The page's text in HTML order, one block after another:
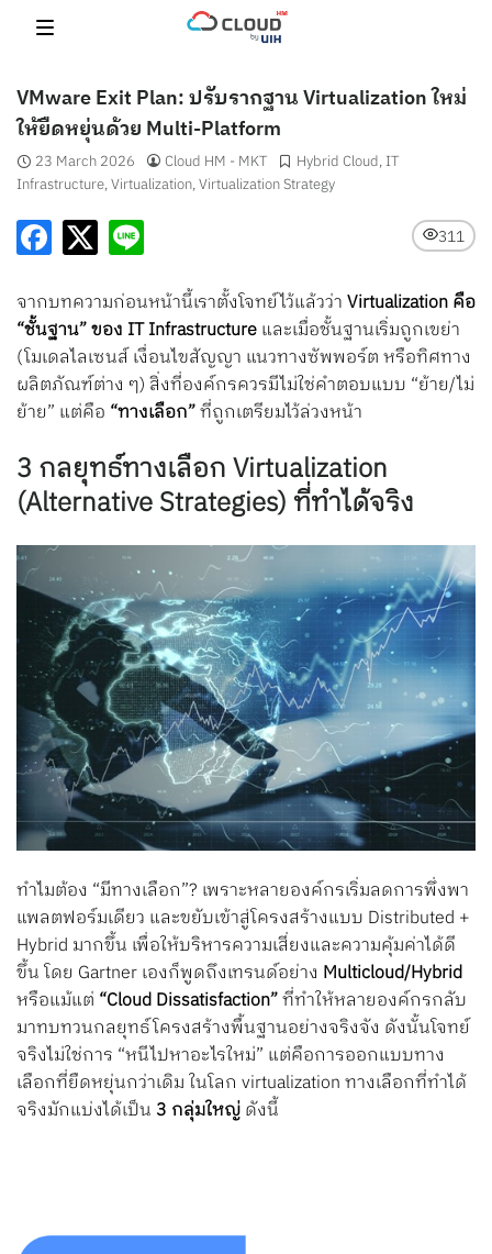
Search
for:
VMware Exit Plan: ปรับรากฐาน Virtualization ใหม่
ให้ยืดหยุ่นด้วย Multi-Platform
23 March 2026 Cloud HM - MKT Hybrid Cloud,IT
Infrastructure,Virtualization,Virtualization Strategy
311
จากบทความก่อนหน้านี้เราตั้งโจทย์ไว้แล้วว่าVirtualization คือ
“ชั้นฐาน” ของ IT Infrastructureและเมื่อชั้นฐานเริ่มถูกเขย่า
(โมเดลไลเซนส์ เงื่อนไขสัญญา แนวทางซัพพอร์ต หรือทิศทาง
ผลิตภัณฑ์ต่าง ๆ) สิ่งที่องค์กรควรมีไม่ใช่คำตอบแบบ “ย้าย/ไม่
ย้าย” แต่คือ “ทางเลือก”ที่ถูกเตรียมไว้ล่วงหน้า
3 กลยุทธ์ทางเลือก Virtualization
(Alternative Strategies) ที่ทำได้จริง
ทำไมต้อง “มีทางเลือก”? เพราะหลายองค์กรเริ่มลดการพึ่งพา
แพลตฟอร์มเดียว และขยับเข้าสู่โครงสร้างแบบ Distributed +
Hybrid มากขึ้น เพื่อให้บริหารความเสี่ยงและความคุ้มค่าได้ดี
ขึ้น โดย Gartner เองก็พูดถึงเทรนด์อย่าง Multicloud/Hybrid
หรือแม้แต่ “Cloud Dissatisfaction”ที่ทำให้หลายองค์กรกลับ
มาทบทวนกลยุทธ์โครงสร้างพื้นฐานอย่างจริงจัง ดังนั้นโจทย์
จริงไม่ใช่การ “หนีไปหาอะไรใหม่” แต่คือการออกแบบทาง
เลือกที่ยืดหยุ่นกว่าเดิมในโลก virtualization ทางเลือกที่ทำได้
จริงมักแบ่งได้เป็น 3 กลุ่มใหญ่ดังนี้